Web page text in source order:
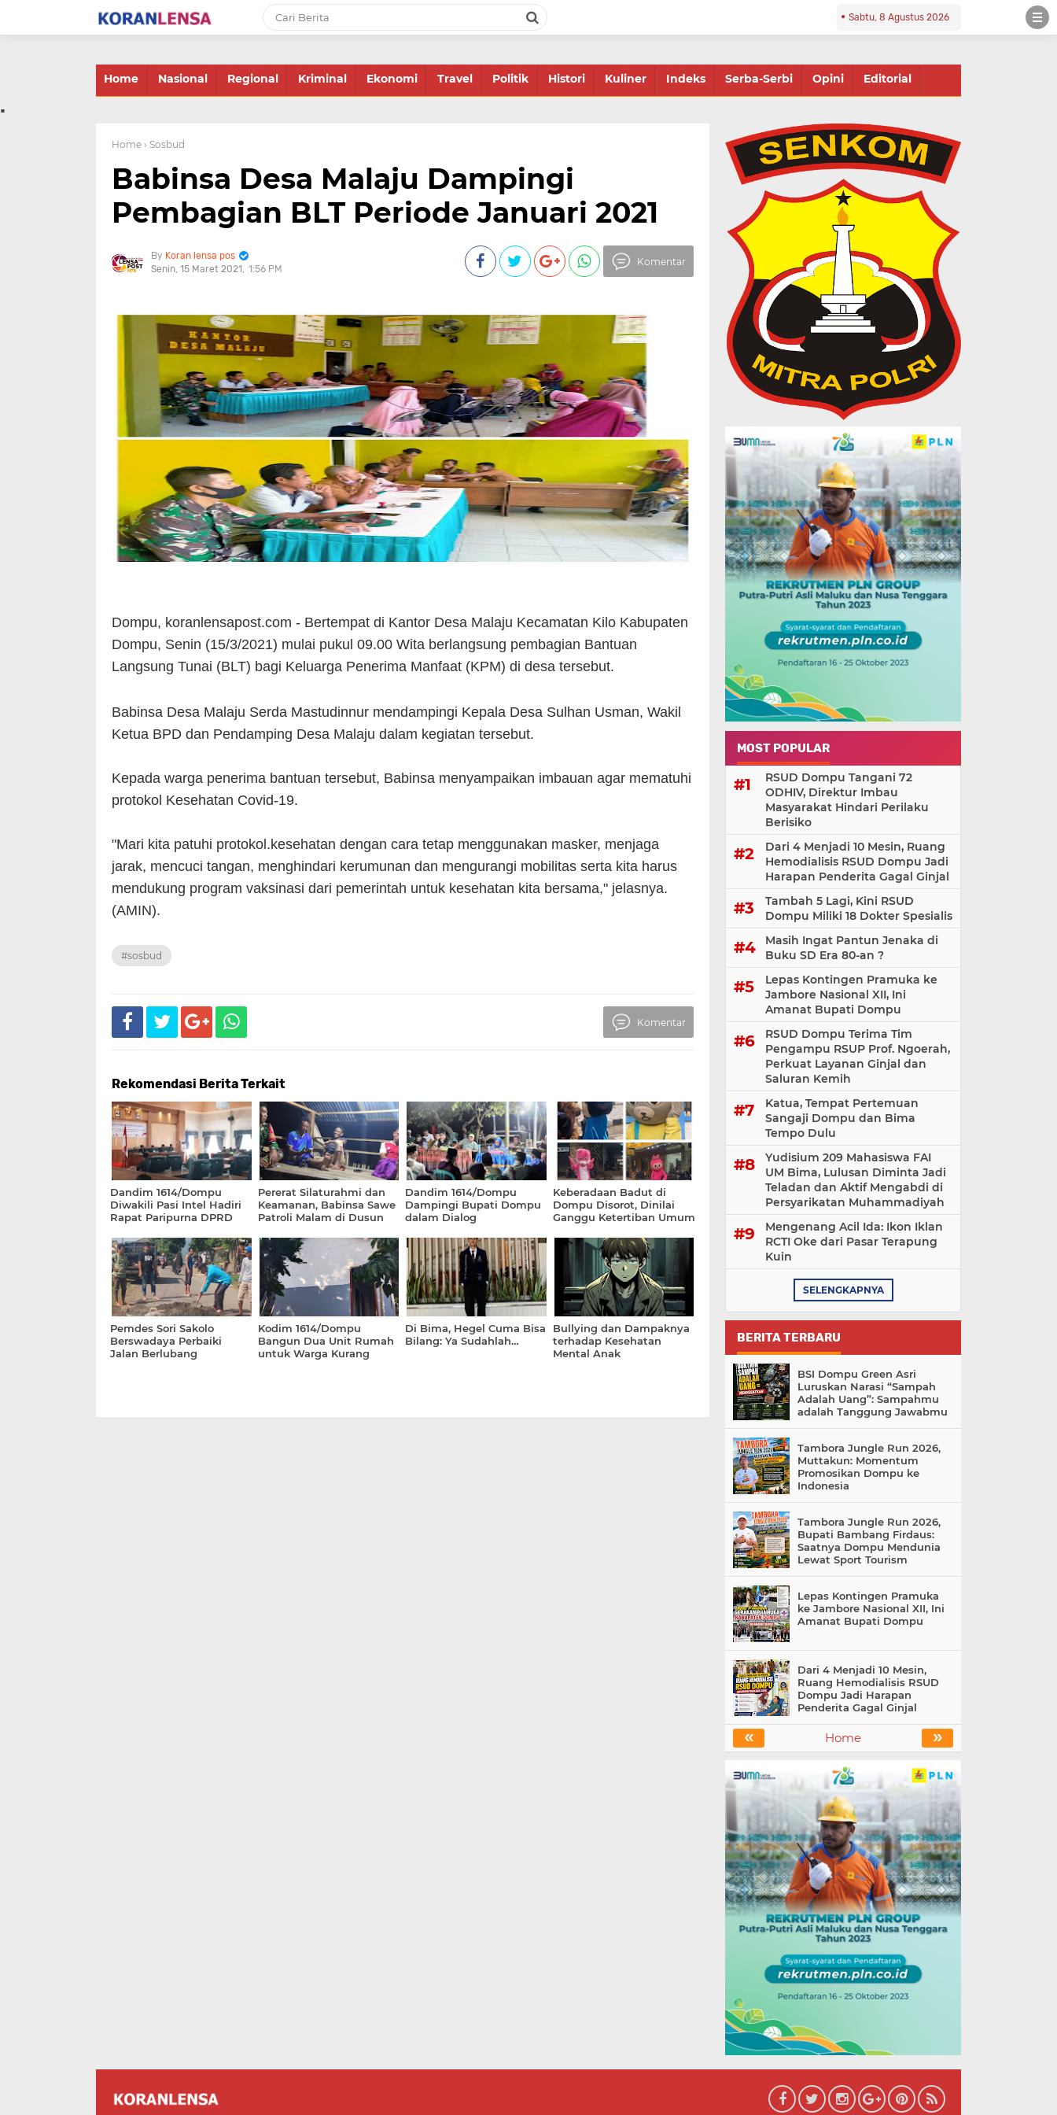
Sabtu, 8 Agustus 2026
Home Nasional Regional Kriminal Ekonomi Travel Politik Histori Kuliner Indeks Serba-Serbi Opini Editorial
.
Home › Sosbud
Babinsa Desa Malaju Dampingi
Pembagian BLT Periode Januari 2021
Koran lensa pos
Senin, 15 Maret 2021
1:56 PM
Komentar
Dompu, koranlensapost.com - Bertempat di Kantor Desa Malaju Kecamatan Kilo Kabupaten
Dompu, Senin (15/3/2021) mulai pukul 09.00 Wita berlangsung pembagian Bantuan
Langsung Tunai (BLT) bagi Keluarga Penerima Manfaat (KPM) di desa tersebut.
Babinsa Desa Malaju Serda Mastudinnur mendampingi Kepala Desa Sulhan Usman, Wakil
Ketua BPD dan Pendamping Desa Malaju dalam kegiatan tersebut.
Kepada warga penerima bantuan tersebut, Babinsa menyampaikan imbauan agar mematuhi
protokol Kesehatan Covid-19.
"Mari kita patuhi protokol.kesehatan dengan cara tetap menggunakan masker, menjaga
jarak, mencuci tangan, menghindari kerumunan dan mengurangi mobilitas serta kita harus
mendukung program vaksinasi dari pemerintah untuk kesehatan kita bersama," jelasnya.
(AMIN).
#sosbud
Komentar
Rekomendasi Berita Terkait
Dandim 1614/Dompu
Diwakili Pasi Intel Hadiri
Rapat Paripurna DPRD
Pererat Silaturahmi dan
Keamanan, Babinsa Sawe
Patroli Malam di Dusun
Dandim 1614/Dompu
Dampingi Bupati Dompu
dalam Dialog
Kecamatan Pekat
Keberadaan Badut di
Dompu Disorot, Dinilai
Ganggu Ketertiban Umum
Pemdes Sori Sakolo
Berswadaya Perbaiki
Jalan Berlubang
Kodim 1614/Dompu
Bangun Dua Unit Rumah
untuk Warga Kurang
Di Bima, Hegel Cuma Bisa
Bilang: Ya Sudahlah…
Bullying dan Dampaknya
terhadap Kesehatan
Mental Anak
MOST POPULAR
RSUD Dompu Tangani 72
ODHIV, Direktur Imbau
Masyarakat Hindari Perilaku
Berisiko
Dari 4 Menjadi 10 Mesin, Ruang
Hemodialisis RSUD Dompu Jadi
Harapan Penderita Gagal Ginjal
Tambah 5 Lagi, Kini RSUD
Dompu Miliki 18 Dokter Spesialis
Masih Ingat Pantun Jenaka di
Buku SD Era 80-an ?
Lepas Kontingen Pramuka ke
Jambore Nasional XII, Ini
Amanat Bupati Dompu
RSUD Dompu Terima Tim
Pengampu RSUP Prof. Ngoerah,
Perkuat Layanan Ginjal dan
Saluran Kemih
Katua, Tempat Pertemuan
Sangaji Dompu dan Bima
Tempo Dulu
Yudisium 209 Mahasiswa FAI
UM Bima, Lulusan Diminta Jadi
Teladan dan Aktif Mengabdi di
Persyarikatan Muhammadiyah
Mengenang Acil Ida: Ikon Iklan
RCTI Oke dari Pasar Terapung
Kuin
SELENGKAPNYA
BERITA TERBARU
BSI Dompu Green Asri
Luruskan Narasi “Sampah
Adalah Uang”: Sampahmu
adalah Tanggung Jawabmu
Tambora Jungle Run 2026,
Muttakun: Momentum
Promosikan Dompu ke
Indonesia
Tambora Jungle Run 2026,
Bupati Bambang Firdaus:
Saatnya Dompu Mendunia
Lewat Sport Tourism
Lepas Kontingen Pramuka
ke Jambore Nasional XII, Ini
Amanat Bupati Dompu
Dari 4 Menjadi 10 Mesin,
Ruang Hemodialisis RSUD
Dompu Jadi Harapan
Penderita Gagal Ginjal
« »
Home